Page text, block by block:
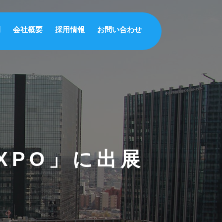
会社概要 採用情報 お問い合わせ
」に出展